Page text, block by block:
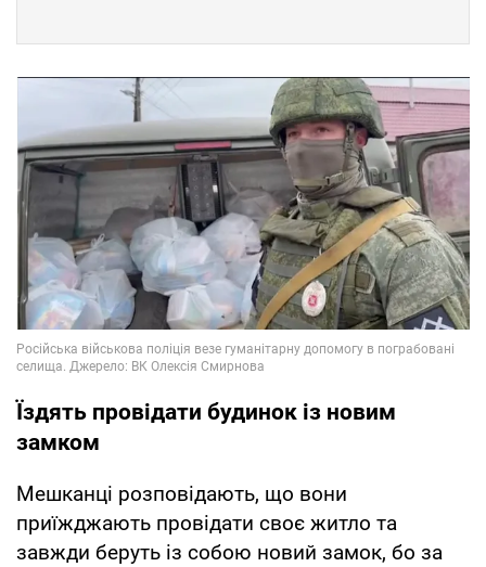
Їздять провідати будинок із новим
замком
Мешканці розповідають, що вони
приїжджають провідати своє житло та
завжди беруть із собою новий замок, бо за